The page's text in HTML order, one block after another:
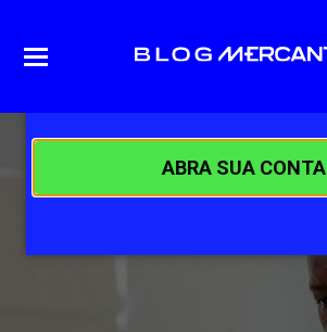
ABRA SUA CONTA